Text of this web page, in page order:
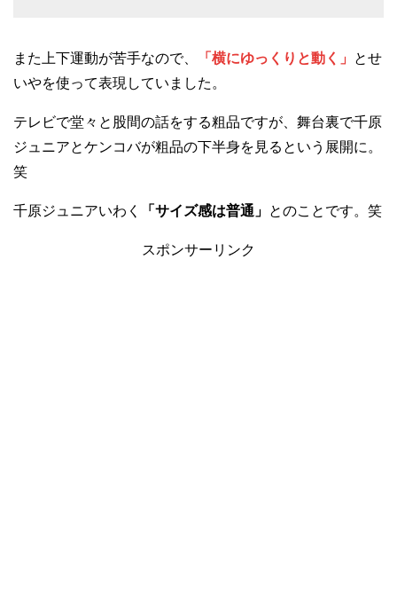
また上下運動が苦手なので、 「横にゆっくりと動く」
とせ
いやを使って表現していました。
テレビで堂々と股間の話をする粗品ですが、舞台裏で千原
ジュニアとケンコバが粗品の下半身を見るという展開に。
笑
千原ジュニアいわく 「サイズ感は普通」 とのことです。笑
スポンサーリンク